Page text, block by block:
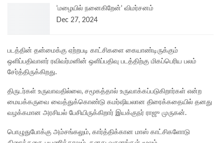
’மழையில் நனைகிறேன்’ விமர்சனம்
Dec 27, 2024
படத்தின் தன்மைக்கு ஏற்றபடி காட்சிகளை கையாண்டிருக்கும்
ஒளிப்பதிவாளர் ரவிவர்மனின் ஒளிப்பதிவு படத்திற்கு மிகப்பெரிய பலம்
சேர்த்திருக்கிறது.
திருடர்கள் உருவாவதில்லை, சமூகத்தால் உருவாக்கப்படுகிறார்கள் என்ற
மையக்கருவை வைத்துக்கொண்டு கமர்ஷியலான திரைக்கதையில் தனது
வழக்கமான அரசியல் பேசியிருக்கிறார் இயக்குநர் ராஜு முருகன்.
பொழுதுபோக்கு அம்சங்கலும், கார்த்திக்கான மாஸ் காட்சிகளோடு